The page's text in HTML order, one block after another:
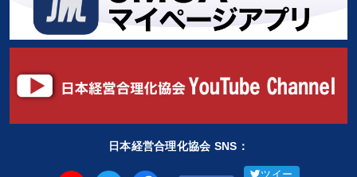
日本経営合理化協会 SNS：
ツイー